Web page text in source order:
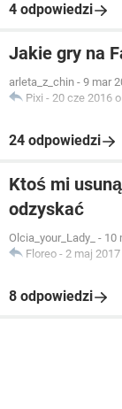
4 odpowiedzi
Jakie gry na
arleta_z_chin - 9 mar
Pixi - 20 cze 2016
24 odpowiedzi
Ktoś mi
odzyskać
Olcia_your_Lady_ - 10
Floreo - 2 maj
8 odpowiedzi